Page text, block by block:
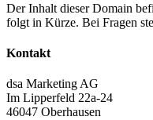
Der Inhalt dieser Domain
folgt in Kürze. Bei Fragen
Kontakt
dsa Marketing AG
Im Lipperfeld 22a-24
46047 Oberhausen